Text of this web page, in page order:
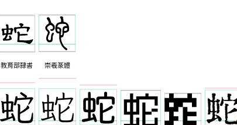
教育部隸書 崇羲篆體